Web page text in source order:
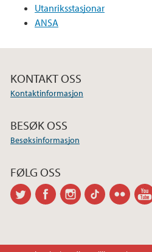
Utanriksstasjonar
ANSA
KONTAKT OSS
Kontaktinformasjon
BESØK OSS
Besøksinformasjon
FØLG OSS
twitter facebookinstagram
tiktok flickr